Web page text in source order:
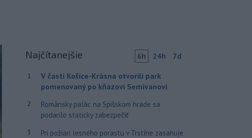
Najčítanejšie 6h 24h 7d
1
V časti Košice-Krásna otvorili park
pomenovaný po kňazovi Semivanovi
2
Románsky palác na Spišskom hrade sa
podarilo staticky zabezpečiť
3
Pri požiari lesného porastu v Trstíne zasahuje